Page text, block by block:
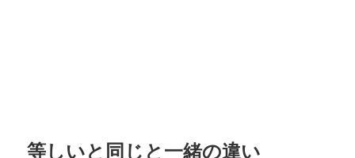
等しいと同じと一緒の違い